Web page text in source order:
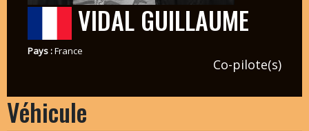
VIDAL GUILLAUME
Pays :France
Co-pilote(s)
Véhicule